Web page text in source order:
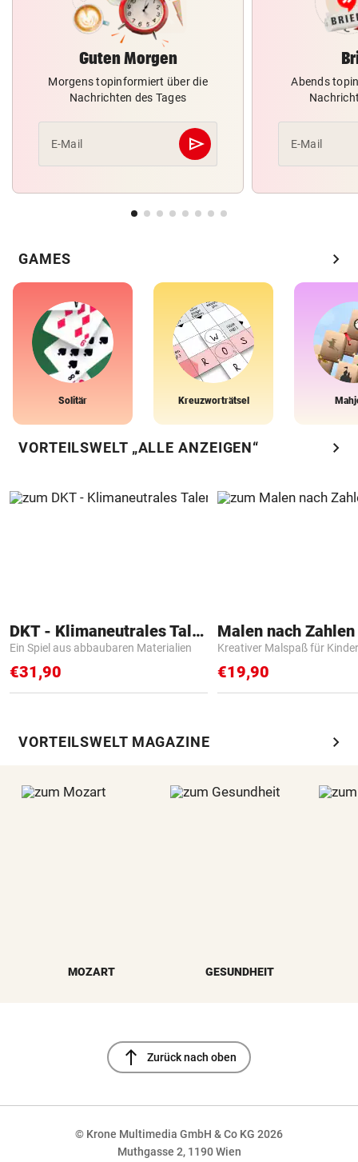
Guten Morgen
Morgens topinformiert über die
Nachrichten des Tages
E-Mail send
Abschicken
Abends
E-Mail
GAMES chevron_right
Solitär Kreuzworträtsel
VORTEILSWELT „ALLE ANZEIGEN“ chevron_right
DKT - Klimaneutrales Talent
Ein Spiel aus abbaubaren Materialien
€31,90
Kreativer Malspaß für Kinder
€19,90
VORTEILSWELT MAGAZINE chevron_right
MOZART GESUNDHEIT
north Zurück nach oben
© Krone Multimedia GmbH & Co KG 2026
Muthgasse 2, 1190 Wien